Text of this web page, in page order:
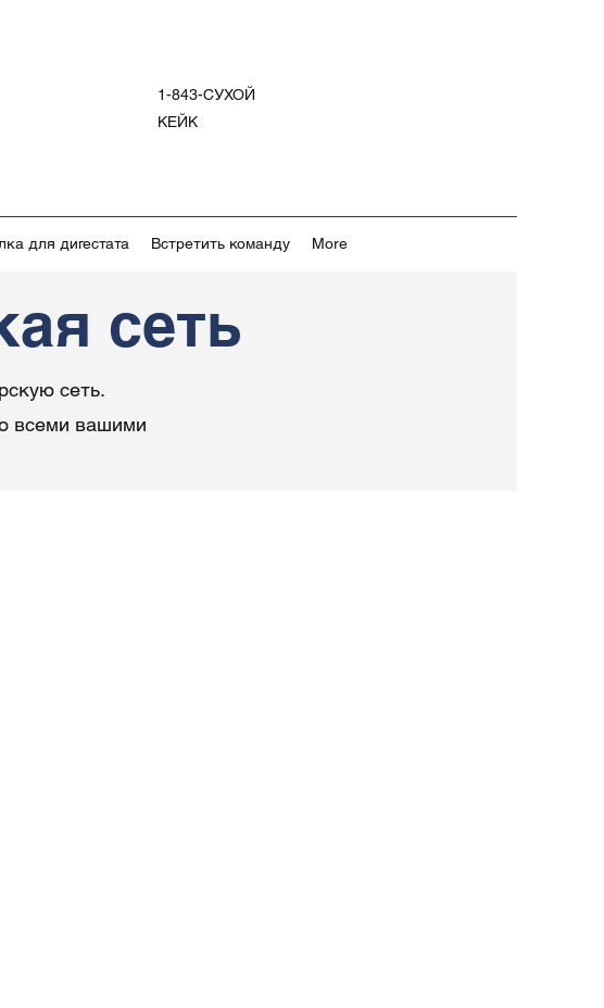
1-843-СУХОЙ
КЕЙК
для дигестата Встретить команду More
сеть
сеть.
всеми вашими